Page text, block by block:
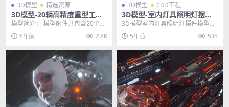
3D模型 精选资源
3D模型-20辆高精度重型工程
车辆模型C4D MAX 3DS FBX
OBJ DXF 含贴图材质
模型简介： 模型附件共包含20个重
型工程车辆，重型机械，矿车，货
车，挖掘机，铲车...
6年前 2.8K
3D模型 C4D工程
3D模型-室内灯具照明灯摆件
工程模型CG村网 文件格式C4
D/FBX
3D模型室内灯具照明灯摆件模型，
带有纹理、着色器和材料的高度详
细的灯模型。它已准...
5年前 535